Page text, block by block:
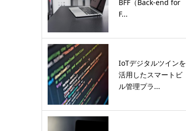
BFF（Back-end for
F...
IoTデジタルツインを
活用したスマートビ
ル管理プラ...